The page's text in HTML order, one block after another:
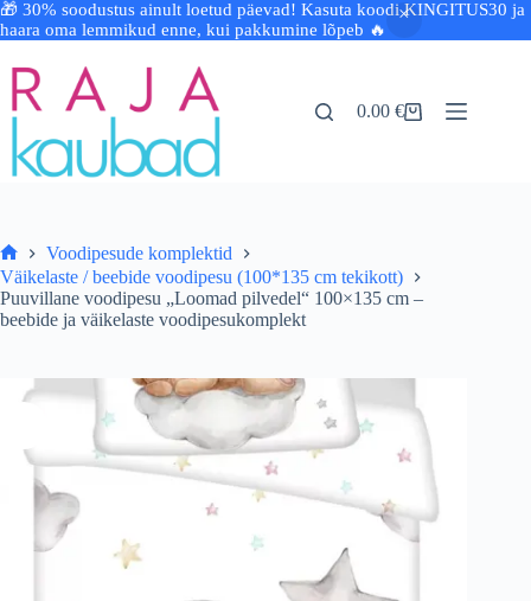
🎁 30% soodustus ainult loetud päevad! Kasuta koodi KINGITUS30 ja
haara oma lemmikud enne, kui pakkumine lõpeb 🔥
to
content
Shopping
0.00€
Avaleht
Voodipesude komplektid
Väikelaste / beebide voodipesu (100*135 cm tekikott)
Puuvillane voodipesu „Loomad pilvedel“ 100×135 cm –
beebide ja väikelaste voodipesukomplekt